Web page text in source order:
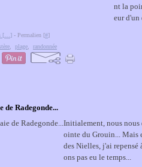
nt la
eur d'un
[ ] - Permalien [#]
plage randonnée
de Radegonde...
Initialement, nous nous
ointe du Grouin... Mais
des Nielles, j'ai repensé
ons pas eu le temps...